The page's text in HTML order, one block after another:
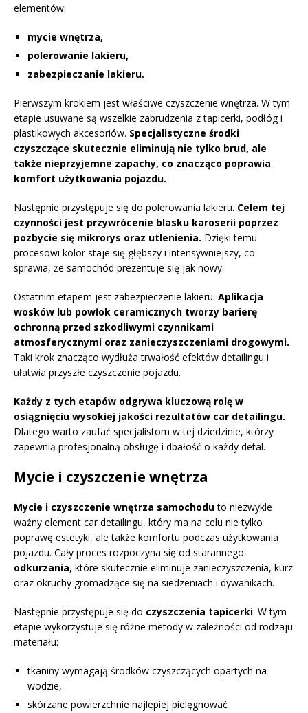
elementów:
mycie wnętrza,
polerowanie lakieru,
zabezpieczanie lakieru.
Pierwszym krokiem jest właściwe czyszczenie wnętrza. W tym
etapie usuwane są wszelkie zabrudzenia z tapicerki, podłóg i
plastikowych akcesoriów. Specjalistyczne środki
czyszczące skutecznie eliminują nie tylko brud, ale
także nieprzyjemne zapachy, co znacząco poprawia
komfort użytkowania pojazdu.
Następnie przystępuje się do polerowania lakieru. Celem tej
czynności jest przywrócenie blasku karoserii poprzez
pozbycie się mikrorys oraz utlenienia. Dzięki temu
procesowi kolor staje się głębszy i intensywniejszy, co
sprawia, że samochód prezentuje się jak nowy.
Ostatnim etapem jest zabezpieczenie lakieru. Aplikacja
wosków lub powłok ceramicznych tworzy barierę
ochronną przed szkodliwymi czynnikami
atmosferycznymi oraz zanieczyszczeniami drogowymi.
Taki krok znacząco wydłuża trwałość efektów detailingu i
ułatwia przyszłe czyszczenie pojazdu.
Każdy z tych etapów odgrywa kluczową rolę w
osiągnięciu wysokiej jakości rezultatów car detailingu.
Dlatego warto zaufać specjalistom w tej dziedzinie, którzy
zapewnią profesjonalną obsługę i dbałość o każdy detal.
Mycie i czyszczenie wnętrza
Mycie i czyszczenie wnętrza samochoduto niezwykle
ważny element car detailingu, który ma na celu nie tylko
poprawę estetyki, ale także komfortu podczas użytkowania
pojazdu. Cały proces rozpoczyna się od starannego
odkurzania, które skutecznie eliminuje zanieczyszczenia, kurz
oraz okruchy gromadzące się na siedzeniach i dywanikach.
Następnie przystępuje się do czyszczenia tapicerki. W tym
etapie wykorzystuje się różne metody w zależności od rodzaju
materiału:
tkaniny wymagają środków czyszczących opartych na
wodzie,
skórzane powierzchnie najlepiej pielęgnować